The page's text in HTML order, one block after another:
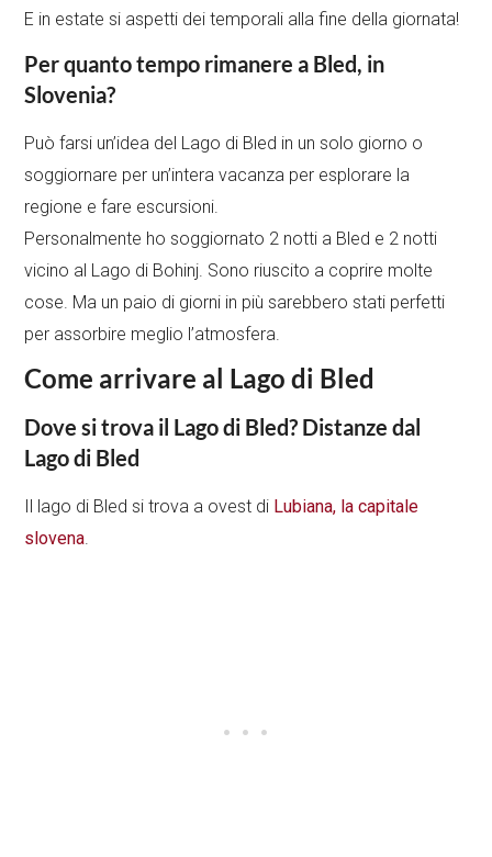
E in estate si aspetti dei temporali alla fine della giornata!
Per quanto tempo rimanere a Bled, in
Slovenia?
Può farsi un’idea del Lago di Bled in un solo giorno o
soggiornare per un’intera vacanza per esplorare la
regione e fare escursioni.
Personalmente ho soggiornato 2 notti a Bled e 2 notti
vicino al Lago di Bohinj. Sono riuscito a coprire molte
cose. Ma un paio di giorni in più sarebbero stati perfetti
per assorbire meglio l’atmosfera.
Come arrivare al Lago di Bled
Dove si trova il Lago di Bled? Distanze dal
Lago di Bled
Il lago di Bled si trova a ovest di Lubiana, la capitale
slovena.